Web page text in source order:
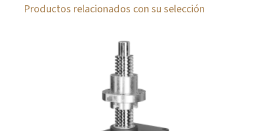
Productos relacionados con su selección